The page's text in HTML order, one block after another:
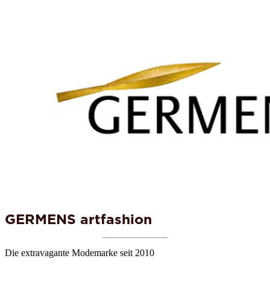
GERMENS artfashion
Die extravagante Modemarke seit 2010